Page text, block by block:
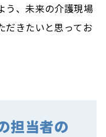
う、未来の介護現場
だきたいと思ってお
担当者の